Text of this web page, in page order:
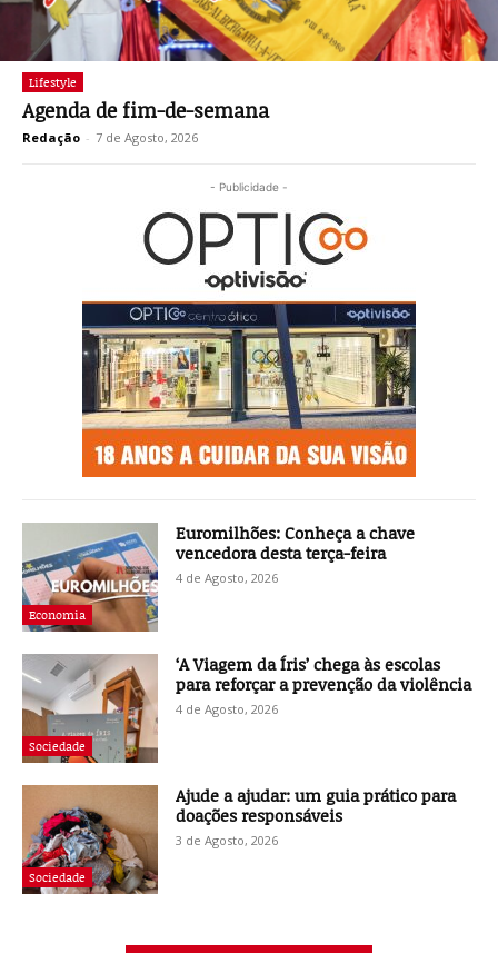
Lifestyle
Agenda de fim-de-semana
Redação - 7 de Agosto, 2026
- Publicidade -
Economia
Euromilhões: Conheça a chave
vencedora desta terça-feira
4 de Agosto, 2026
Sociedade
‘A Viagem da Íris’ chega às escolas
para reforçar a prevenção da violência
4 de Agosto, 2026
Sociedade
Ajude a ajudar: um guia prático para
doações responsáveis
3 de Agosto, 2026